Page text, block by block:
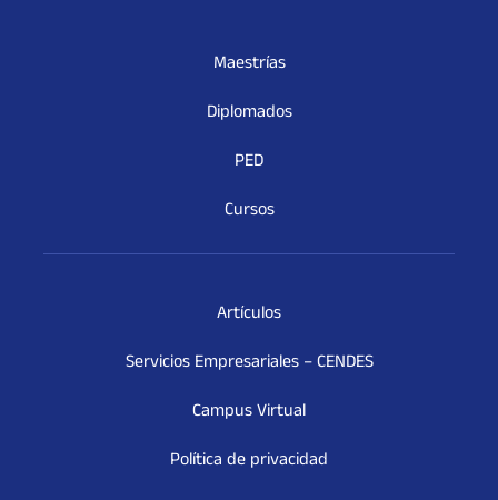
Maestrías
Diplomados
PED
Cursos
Artículos
Servicios Empresariales – CENDES
Campus Virtual
Política de privacidad